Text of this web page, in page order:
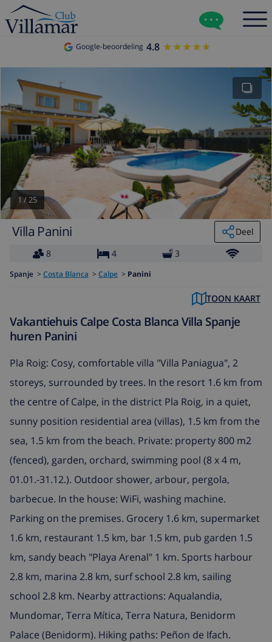
Google-beoordeling 4.8 ★★★★★
★★★★★
1/25
Villa Panini
Deel
8
4 3
Spanje > Costa Blanca > Calpe > Panini
TOON KAART
Vakantiehuis Calpe Costa Blanca Villa Spanje
huren Panini
Pla Roig: Cosy, comfortable villa "Villa Paniagua", 2
storeys, surrounded by trees. In the resort 1.6 km from
the centre of Calpe, in the district Pla Roig, in a quiet,
sunny position residential area (villas), 1.5 km from the
sea, 1.5 km from the beach. Private: property 800 m2
(fenced), garden, orchard, swimming pool (8 x 4 m,
01.01.-31.12.). Outdoor shower, arbour, pergola,
barbecue. In the house: WiFi, washing machine.
Parking on the premises. Grocery 1.6 km, supermarket
1.6 km, restaurant 1.5 km, bar 1.5 km, pub garden 1.5
km, sandy beach "Playa Arenal" 1 km. Sports harbour
2.8 km, marina 2.8 km, surf school 2.8 km, sailing
school 2.8 km. Nearby attractions: Aqualandia,
Mundomar, Terra Mítica, Terra Natura, Benidorm
Palace (Benidorm). Hiking paths: Peñon de Ifach.